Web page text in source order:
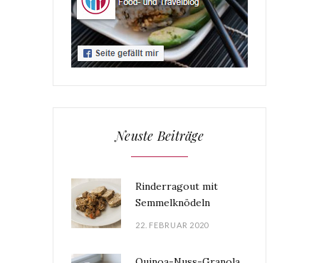
Neuste Beiträge
Rinderragout mit
Semmelknödeln
22. FEBRUAR 2020